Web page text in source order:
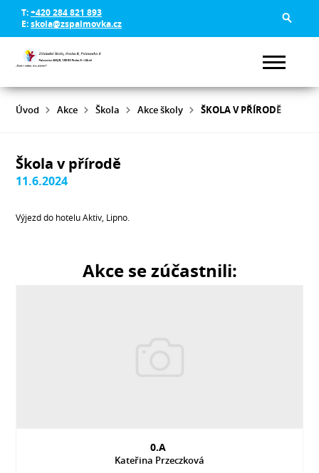
T:+420 284 821 893
E:skola@zspalmovka.cz
Úvod Akce Škola Akce školy ŠKOLA V PŘÍRODĚ
Škola v přírodě
11.6.2024
Výjezd do hotelu Aktiv, Lipno.
Akce se zúčastnili:
0.A
Kateřina Przeczková